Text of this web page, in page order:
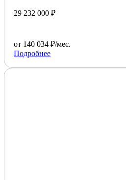
29 232 000 ₽
от 140 034 ₽/мес.
Подробнее